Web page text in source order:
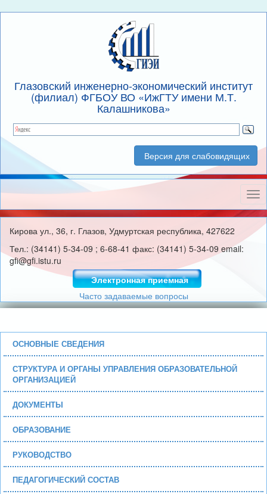
Глазовский инженерно-экономический институт
(филиал) ФГБОУ ВО «ИжГТУ имени М.Т.
Калашникова»
Версия для слабовидящих
Кирова ул., 36, г. Глазов, Удмуртская республика, 427622
Тел.: (34141) 5-34-09 ; 6-68-41 факс: (34141) 5-34-09 email:
gfi@gfi.istu.ru
Электронная приемная
Часто задаваемые вопросы
ОСНОВНЫЕ СВЕДЕНИЯ
СТРУКТУРА И ОРГАНЫ УПРАВЛЕНИЯ ОБРАЗОВАТЕЛЬНОЙ
ОРГАНИЗАЦИЕЙ
ДОКУМЕНТЫ
ОБРАЗОВАНИЕ
РУКОВОДСТВО
ПЕДАГОГИЧЕСКИЙ СОСТАВ